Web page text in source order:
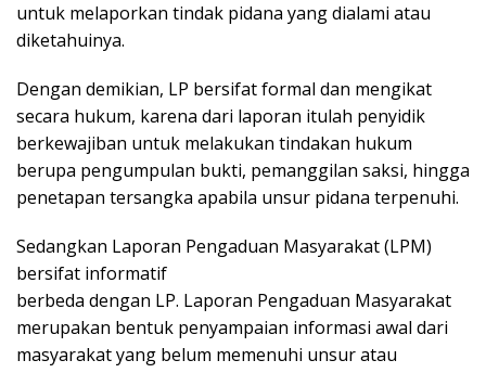
untuk melaporkan tindak pidana yang dialami atau
diketahuinya.
Dengan demikian, LP bersifat formal dan mengikat
secara hukum, karena dari laporan itulah penyidik
berkewajiban untuk melakukan tindakan hukum
berupa pengumpulan bukti, pemanggilan saksi, hingga
penetapan tersangka apabila unsur pidana terpenuhi.
Sedangkan Laporan Pengaduan Masyarakat (LPM)
bersifat informatif
berbeda dengan LP. Laporan Pengaduan Masyarakat
merupakan bentuk penyampaian informasi awal dari
masyarakat yang belum memenuhi unsur atau